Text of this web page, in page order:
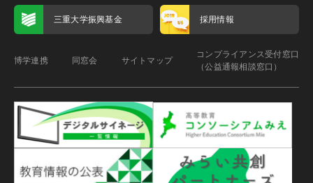
三重大学振興基金 採用情報
博学連携 同窓会 サイトマップ
コンプライアンス受付窓口
（公益通報相談窓口）